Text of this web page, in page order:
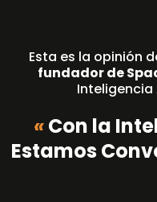
Esta es la opinión
fundador de
Inteligencia
«Con la
Estamos